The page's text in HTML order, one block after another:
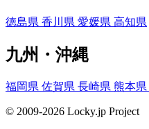
徳島県 香川県 愛媛県 高知県
九州・沖縄
福岡県 佐賀県 長崎県 熊本県
© 2009-2026 Locky.jp Project